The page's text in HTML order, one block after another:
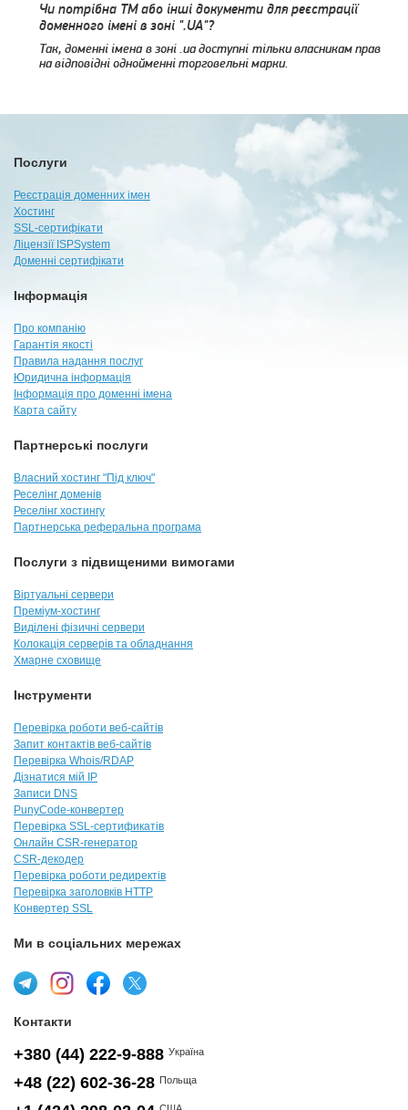
Чи потрібна ТМ або інші документи для реєстрації
доменного імені в зоні ".UA"?
Так, доменні імена в зоні .ua доступні тільки власникам прав
на відповідні однойменні торговельні марки.
Послуги
Реєстрація доменних імен
Хостинг
SSL-сертифікати
Ліцензії ISPSystem
Доменні сертифікати
Інформація
Про компанію
Гарантія якості
Правила надання послуг
Юридична інформація
Інформація про доменні імена
Карта сайту
Партнерські послуги
Власний хостинг "Під ключ"
Реселінг доменів
Реселінг хостингу
Партнерська реферальна програма
Послуги з підвищеними вимогами
Віртуальні сервери
Преміум-хостинг
Виділені фізичні сервери
Колокація серверів та обладнання
Хмарне сховище
Інструменти
Перевірка роботи веб-сайтів
Запит контактів веб-сайтів
Перевірка Whois/RDAP
Дізнатися мій IP
Записи DNS
PunyCode-конвертер
Перевірка SSL-сертификатів
Онлайн CSR-генератор
CSR-декодер
Перевірка роботи редиректів
Перевірка заголовків HTTP
Конвертер SSL
Ми в соціальних мережах
Контакти
+380 (44) 222-9-888 Україна
+48 (22) 602-36-28 Польща
США